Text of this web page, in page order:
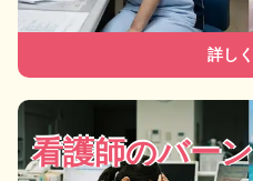
詳し
看護師のバー